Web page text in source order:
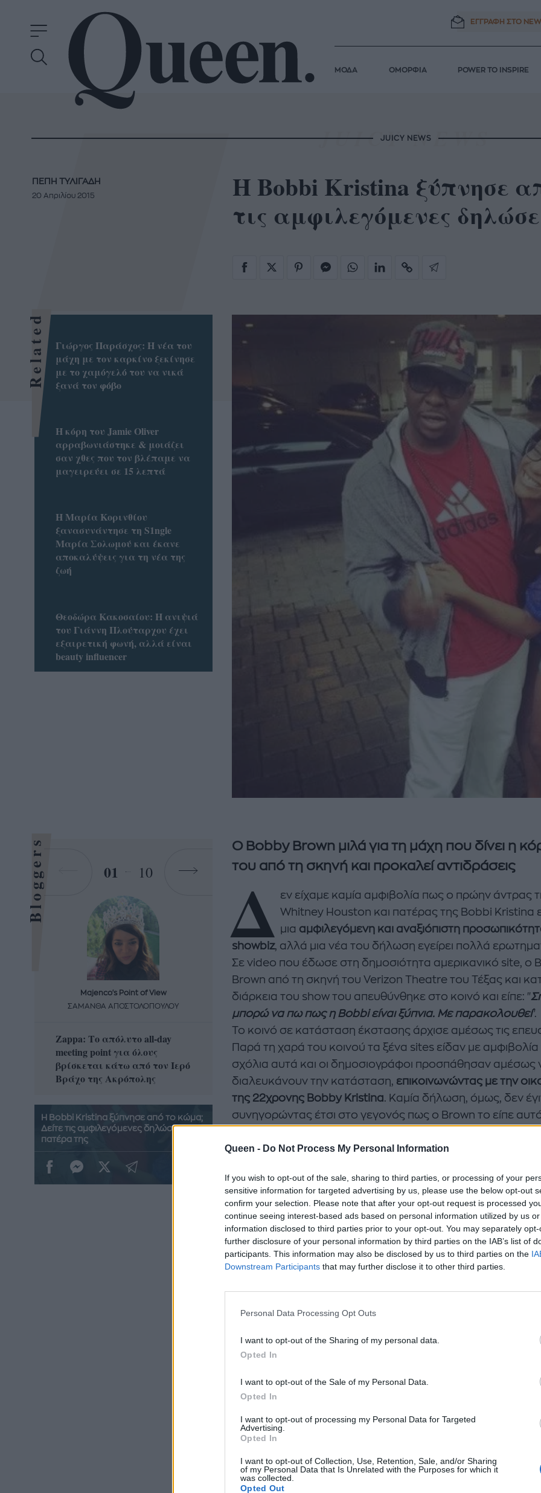
Queen - Do Not Process My Personal Information
If you wish to opt-out of the sale, sharing to third parties, or processing of your
sensitive information for targeted advertising by us, please use the below opt-out
confirm your selection. Please note that after your opt-out request is processed
continue seeing interest-based ads based on personal information utilized by us
information disclosed to third parties prior to your opt-out. You may separately
further disclosure of your personal information by third parties on the IAB’s list of
participants. This information may also be disclosed by us to third parties on the
Downstream Participants that may further disclose it to other third parties.
Personal Data Processing Opt Outs
I want to opt-out of the Sharing of my personal data.
Opted In
I want to opt-out of the Sale of my Personal Data.
Opted In
I want to opt-out of processing my Personal Data for Targeted
Advertising.
Opted In
I want to opt-out of Collection, Use, Retention, Sale, and/or Sharing
of my Personal Data that Is Unrelated with the Purposes for which it
was collected.
Opted Out
ΕΓΓΡΑΦΗ ΣΤΟ
ΜΟΔΑ ΟΜΟΡΦΙΑ POWER TO INSPIRE
JUICY NEWS
Η Bobbi Kristina ξύπνησε
τις αμφιλεγόμενες
ΠΕΠΗ ΤΥΛΙΓΑΔΗ
20 Απριλίου 2015
Ο Bobby Brown μιλά για τη μάχη που δίνει η
του από τη σκηνή και προκαλεί αντιδράσεις
Δ
εν είχαμε καμία αμφιβολία πως ο πρώην άντρας
Whitney Houston και πατέρας της Bobbi Kristina
μια αμφιλεγόμενη και αναξιόπιστη
showbiz, αλλά μια νέα του δήλωση εγείρει πολλά
Σε video που έδωσε στη δημοσιότητα αμερικανικό site, ο
Brown από τη σκηνή του Verizon Theatre του Τέξας και
διάρκεια του show του απευθύνθηκε στο κοινό και είπε: "
μπορώ να πω πως η Bobbi είναι ξύπνια. Με παρακολουθεί".
Το κοινό σε κατάσταση έκστασης άρχισε αμέσως τις
Παρά τη χαρά του κοινού τα ξένα sites είδαν με αμφιβολία
σχόλια αυτά και οι δημοσιογράφοι προσπάθησαν αμέσως
διαλευκάνουν την κατάσταση, επικοινωνώντας με την
της 22χρονης Bobby Kristina. Καμία δήλωση, όμως, δεν
συνηγορώντας έτσι στο γεγονός πως ο Brown το είπε
Related
Γιώργος Παράσχος: Η νέα του
μάχη με τον καρκίνο ξεκίνησε
με το χαμόγελό του να νικά
ξανά τον φόβο
Η κόρη του Jamie Oliver
αρραβωνιάστηκε & μοιάζει
σαν χθες που τον βλέπαμε να
μαγειρεύει σε 15 λεπτά
Η Μαρία Κορινθίου
ξανασυνάντησε τη S1ngle
Μαρία Σολωμού και έκανε
αποκαλύψεις για τη νέα της
ζωή
Θεοδώρα Κακοσαίου: Η ανιψιά
του Γιάννη Πλούταρχου έχει
εξαιρετική φωνή, αλλά είναι
beauty influencer
Bloggers 01 10
Majenco's Point of View
ΣΑΜΑΝΘΑ ΑΠΟΣΤΟΛΟΠΟΥΛΟΥ
Zappa: Το απόλυτο all-day
meeting point για όλους
βρίσκεται κάτω από τον Ιερό
Βράχο της Ακρόπολης
Majenco's Point of View
Η απόλυτη καλοκαιρινή
δροσερή σαλάτα με
καρπούζι, φέτα και φράουλες
που θα λατρέψετε
A STORY BY KORI
Nτίνα Νικολάου: «Όταν
έπαθα την πρώτη κρίση
πανικού νόμιζα πως θα
πεθάνω»
Η Bobbi Kristina ξύπνησε από το κώμα;
Δείτε τις αμφιλεγόμενες δηλώσεις του
πατέρα της